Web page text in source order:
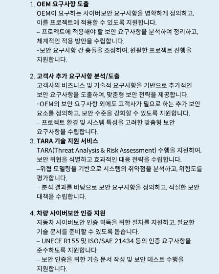
OEM 요구사항 도출
OEM이 요구하는 사이버보안 요구사항을 명확하게 정의하고,
이를 프로젝트에 적용할 수 있도록 지원합니다.
–프로젝트에 적용해야 할 보안 요구사항을 분석하여 정리하고,
체계적인 적용 방안을 수립합니다.
-보안 요구사항 간 충돌을 조정하여,원활한 프로젝트 진행을
지원합니다.
고객사 추가 요구사항 분석/도출
고객사의 비즈니스 및 기술적 요구사항을 기반으로 추가적인
보안 요구사항을 도출하여, 맞춤형 보안 전략을 제공합니다.
-OEM의 보안 요구사항 외에도 고객사가 필요로 하는 추가 보안
요소를 정의하고,보안 수준을 강화할 수 있도록 지원합니다.
– 프로젝트 환경 및 시스템 특성을 고려한 맞춤형 보안
요구사항을 수립합니다.
TARA기술 지원 서비스
TARA(Threat Analysis & Risk Assessment)수행을 지원하여,
보안 위협을 식별하고 효과적인 대응 전략을 수립합니다.
–위협 모델링을 기반으로 시스템의 취약점을 분석하고,위험도를
평가합니다.
– 분석 결과를 바탕으로 보안 요구사항을 정의하고, 적절한 보안
대책을 수립합니다.
차량 사이버보안 인증 지원
자동차 사이버보안 인증 획득을 위한 절차를 지원하고, 필요한
기술 문서를 준비할 수 있도록돕습니다.
– UNECE R155 및 ISO/SAE 21434등의 인증 요구사항을
준수하도록 지원합니다
–보안 인증을 위한 기술 문서 작성 및 보안 테스트 수행을
지원합니다.